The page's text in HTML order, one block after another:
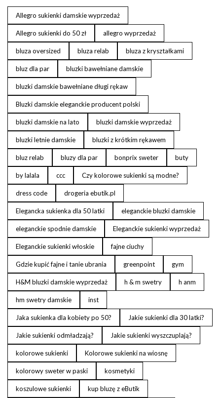
Allegro sukienki damskie wyprzedaż
Allegro sukienki do 50 zł allegro wyprzedaż
bluza oversized bluza relab bluza z kryształkami
bluz dla par bluzki bawełniane damskie
bluzki damskie bawełniane długi rękaw
Bluzki damskie eleganckie producent polski
bluzki damskie na lato bluzki damskie wyprzedaż
bluzki letnie damskie bluzki z krótkim rękawem
bluz relab bluzy dla par bonprix sweter buty
by lalala ccc Czy kolorowe sukienki są modne?
dress code drogeria ebutik.pl
Elegancka sukienka dla 50 latki eleganckie bluzki damskie
eleganckie spodnie damskie Eleganckie sukienki wyprzedaż
Eleganckie sukienki włoskie fajne ciuchy
Gdzie kupić fajne i tanie ubrania greenpoint gym
H&M bluzki damskie wyprzedaż h & m swetry h anm
hm swetry damskie inst
Jaka sukienka dla kobiety po 50? Jakie sukienki dla 30 latki?
Jakie sukienki odmładzają? Jakie sukienki wyszczuplają?
kolorowe sukienki Kolorowe sukienki na wiosnę
kolorowy sweter w paski kosmetyki
koszulowe sukienki kup bluzę z eButik